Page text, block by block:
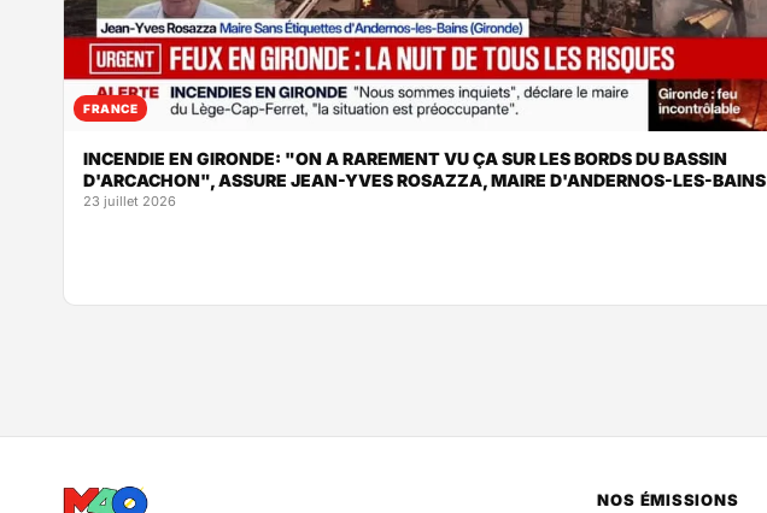
FRANCE
INCENDIE EN GIRONDE: "ON A RAREMENT VU ÇA SUR LES BORDS DU BASSIN
D'ARCACHON", ASSURE JEAN-YVES ROSAZZA, MAIRE D'ANDERNOS-LES-BAINS
23 juillet 2026
NOS ÉMISSIONS